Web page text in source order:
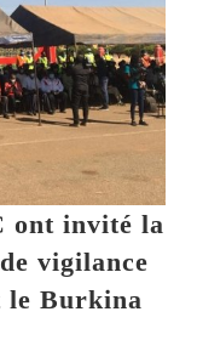
ont invité la
vigilance
le Burkina